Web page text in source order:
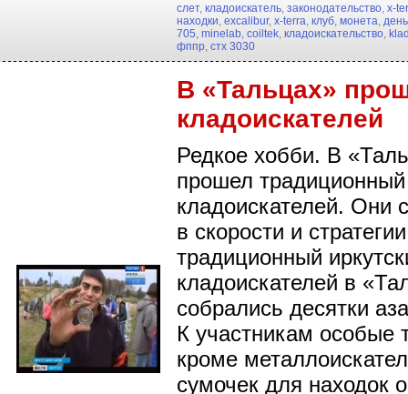
слет, кладоискатель, законодательство, x-
находки, excalibur, x-terra, клуб, монета,
705, minelab, coiltek, кладоискательство,
фппр, стх 3030
В «Тальцах»
кладоискателей
Редкое хобби. В
прошел традиционный
кладоискателей. Они
в скорости и
традиционный
кладоискателей в
собрались десятки
К участникам особые
кроме
сумочек для находок